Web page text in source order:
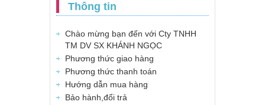
Thông tin
Chào mừng bạn đến với Cty TNHH
TM DV SX KHÁNH NGỌC
Phương thức giao hàng
Phương thức thanh toán
Hướng dẫn mua hàng
Bảo hành,đổi trả